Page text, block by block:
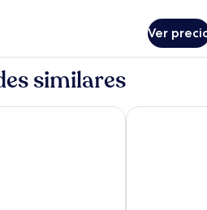
Ver
similares
Hotel